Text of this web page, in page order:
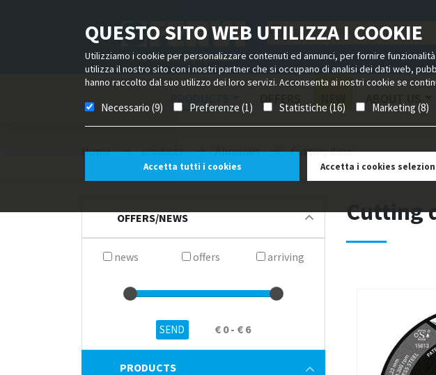
QUESTO SITO WEB UTILIZZA I COOKIE
Utilizziamo i cookie per personalizzare contenuti ed annunci, per fornire
utilizza il nostro sito con i nostri partner che si occupano di analisi dei dati web,
hanno raccolto dal suo utilizzo dei loro servizi. Acconsenta ai nostri cookie se
Necessario (9) Preferenze (1) Statistiche (16) Marketing (8)
Accetta tutti i cookies Accetta i cookies
PRODUCTS OFFERS
Home products Abrasives Cutting discs
OFFERS/NEWS
news offers arriving
€ 0 - € 6
PRODUCTS
Cutting